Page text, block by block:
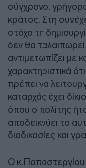
σύγχρονο,
κράτος. Στη
στόχο τη
δεν θα
αντιμετωπίζει με
χαρακτηριστικά
πρέπει να
καταρχάς έχει
όπου ο πολίτης
αποδεικνύει το
διαδικασίες και
Ο κ.Παπαστεργίου